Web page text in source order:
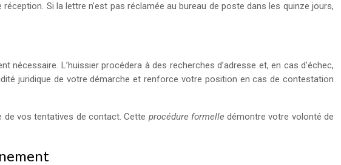
Si la lettre n’est pas réclamée au bureau de poste dans les quinze jours,
L’huissier procédera à des recherches d’adresse et, en cas d’échec,
juridique de votre démarche et renforce votre position en cas de contestation
de vos tentatives de contact. Cette procédure formelledémontre votre volonté de